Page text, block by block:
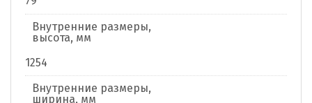
Внутренние размеры,
высота, мм
1254
Внутренние размеры,
ширина, мм